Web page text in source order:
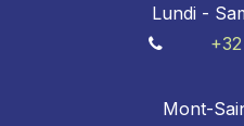
Lundi -
Mont-